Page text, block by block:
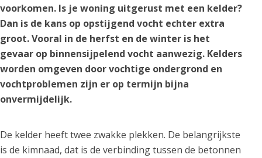
voorkomen. Is je woning uitgerust met een kelder?
Dan is de kans op opstijgend vocht echter extra
groot. Vooral in de herfst en de winter is het
gevaar op binnensijpelend vocht aanwezig. Kelders
worden omgeven door vochtige ondergrond en
vochtproblemen zijn er op termijn bijna
onvermijdelijk.
De kelder heeft twee zwakke plekken. De belangrijkste
is de kimnaad, dat is de verbinding tussen de betonnen